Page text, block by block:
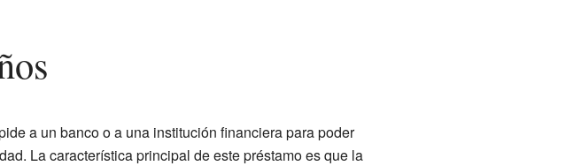
a un banco o a una institución financiera para poder
La característica principal de este préstamo es que la